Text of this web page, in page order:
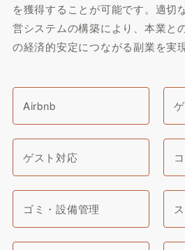
を獲得することが可能です。適切
営システムの構築により、本業と
の経済的安定につながる副業を実
Airbnb
ゲスト対応
ゴミ・設備管理